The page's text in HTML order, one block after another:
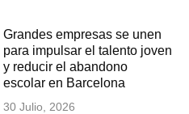
Grandes empresas se unen
para impulsar el talento joven
y reducir el abandono
escolar en Barcelona
30 Julio, 2026